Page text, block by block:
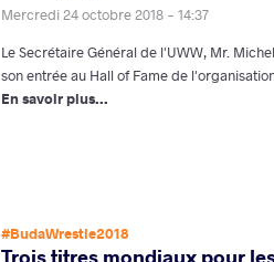
Mercredi 24 octobre 2018 - 14:37
Le Secrétaire Général de l'UWW, Mr.
son entrée au Hall of Fame de
En savoir plus...
#BudaWrestle2018